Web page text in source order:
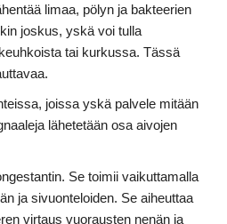
limaa, pölyn ja bakteerien
joskus, yskä voi tulla
tai kurkussa. Tässä
joissa yskä palvele mitään
lähetetään osa aivojen
Se toimii vaikuttamalla
ja sivuonteloiden. Se aiheuttaa
virtaus vuorausten nenän ja